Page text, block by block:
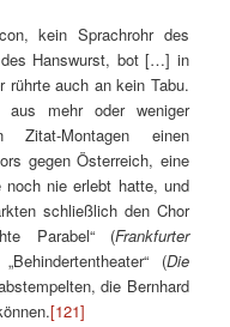
kein Sprachrohr des
Hanswurst, bot […] in
rührte auch an kein Tabu.
aus mehr oder weniger
Zitat-Montagen einen
gegen Österreich, eine
nie erlebt hatte, und
schließlich den Chor
Parabel“ (Frankfurter
(Die
die Bernhard
[121]